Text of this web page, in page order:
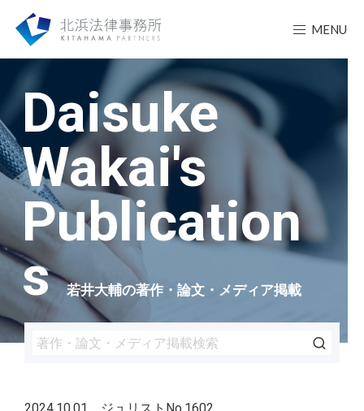
MENU
Daisuke
Wakai's
Publication
s
若井大輔の著作・論文・メディア掲載